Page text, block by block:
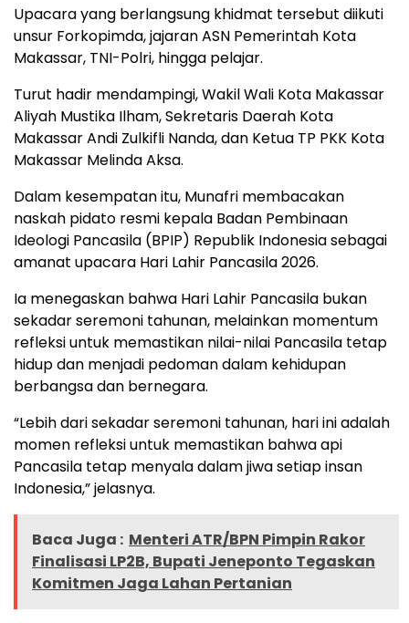
Upacara yang berlangsung khidmat tersebut diikuti
unsur Forkopimda, jajaran ASN Pemerintah Kota
Makassar, TNI-Polri, hingga pelajar.
Turut hadir mendampingi, Wakil Wali Kota Makassar
Aliyah Mustika Ilham, Sekretaris Daerah Kota
Makassar Andi Zulkifli Nanda, dan Ketua TP PKK Kota
Makassar Melinda Aksa.
Dalam kesempatan itu, Munafri membacakan
naskah pidato resmi kepala Badan Pembinaan
Ideologi Pancasila (BPIP) Republik Indonesia sebagai
amanat upacara Hari Lahir Pancasila 2026.
Ia menegaskan bahwa Hari Lahir Pancasila bukan
sekadar seremoni tahunan, melainkan momentum
refleksi untuk memastikan nilai-nilai Pancasila tetap
hidup dan menjadi pedoman dalam kehidupan
berbangsa dan bernegara.
“Lebih dari sekadar seremoni tahunan, hari ini adalah
momen refleksi untuk memastikan bahwa api
Pancasila tetap menyala dalam jiwa setiap insan
Indonesia,” jelasnya.
Baca Juga : Menteri ATR/BPN Pimpin Rakor
Finalisasi LP2B, Bupati Jeneponto Tegaskan
Komitmen Jaga Lahan Pertanian